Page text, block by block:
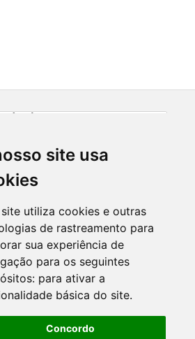
site usa
site utiliza cookies e outras
de rastreamento para
sua experiência de
para os seguintes
para ativar a
básica do site.
Concordo
2443 (on-line) and 1519-1125 (printed)